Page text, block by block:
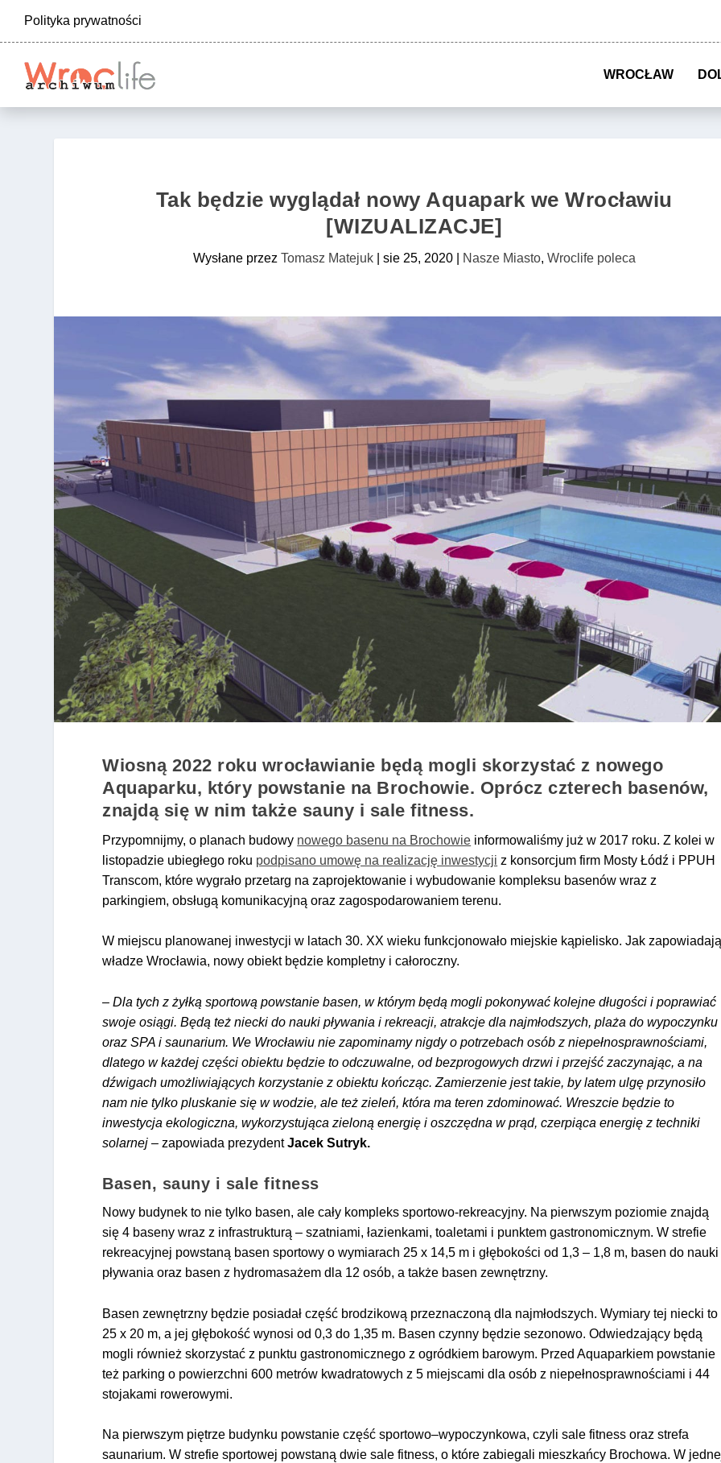
Polityka prywatności
WROCŁAW
Tak będzie wyglądał nowy Aquapark we Wrocławiu
[WIZUALIZACJE]
Wysłane przez Tomasz Matejuk| sie 25, 2020| Nasze Miasto, Wroclife poleca
Wiosną 2022 roku wrocławianie będą mogli skorzystać z nowego
Aquaparku, który powstanie na Brochowie. Oprócz czterech basenów,
znajdą się w nim także sauny i sale fitness.
Przypomnijmy, o planach budowy nowego basenu na Brochowie informowaliśmy już w 2017 roku. Z kolei w
listopadzie ubiegłego roku podpisano umowę na realizację inwestycji z konsorcjum firm Mosty Łódź i PPUH
Transcom, które wygrało przetarg na zaprojektowanie i wybudowanie kompleksu basenów wraz z
parkingiem, obsługą komunikacyjną oraz zagospodarowaniem terenu.
W miejscu planowanej inwestycji w latach 30. XX wieku funkcjonowało miejskie kąpielisko. Jak
władze Wrocławia, nowy obiekt będzie kompletny i całoroczny.
– Dla tych z żyłką sportową powstanie basen, w którym będą mogli pokonywać kolejne długości i poprawiać
swoje osiągi. Będą też niecki do nauki pływania i rekreacji, atrakcje dla najmłodszych, plaża do wypoczynku
oraz SPA i saunarium. We Wrocławiu nie zapominamy nigdy o potrzebach osób z niepełnosprawnościami,
dlatego w każdej części obiektu będzie to odczuwalne, od bezprogowych drzwi i przejść zaczynając, a na
dźwigach umożliwiających korzystanie z obiektu kończąc. Zamierzenie jest takie, by latem ulgę przynosiło
nam nie tylko pluskanie się w wodzie, ale też zieleń, która ma teren zdominować. Wreszcie będzie to
inwestycja ekologiczna, wykorzystująca zieloną energię i oszczędna w prąd, czerpiąca energię z techniki
solarnej –zapowiada prezydentJacek Sutryk.
Basen, sauny i sale fitness
Nowy budynek to nie tylko basen, ale cały kompleks sportowo-rekreacyjny. Na pierwszym poziomie znajdą
się 4 baseny wraz z infrastrukturą – szatniami, łazienkami, toaletami i punktem gastronomicznym. W strefie
rekreacyjnej powstaną basen sportowy o wymiarach 25 x 14,5 m i głębokości od 1,3 – 1,8 m, basen do nauki
pływania oraz basen z hydromasażem dla 12 osób, a także basen zewnętrzny.
Basen zewnętrzny będzie posiadał część brodzikową przeznaczoną dla najmłodszych. Wymiary tej niecki to
25 x 20 m, a jej głębokość wynosi od 0,3 do 1,35 m. Basen czynny będzie sezonowo. Odwiedzający będą
mogli również skorzystać z punktu gastronomicznego z ogródkiem barowym. Przed Aquaparkiem powstanie
też parking o powierzchni 600 metrów kwadratowych z 5 miejscami dla osób z niepełnosprawnościami i 44
stojakami rowerowymi.
Na pierwszym piętrze budynku powstanie część sportowo–wypoczynkowa, czyli sale fitness oraz strefa
saunarium. W strefie sportowej powstaną dwie sale fitness, o które zabiegali mieszkańcy Brochowa. W